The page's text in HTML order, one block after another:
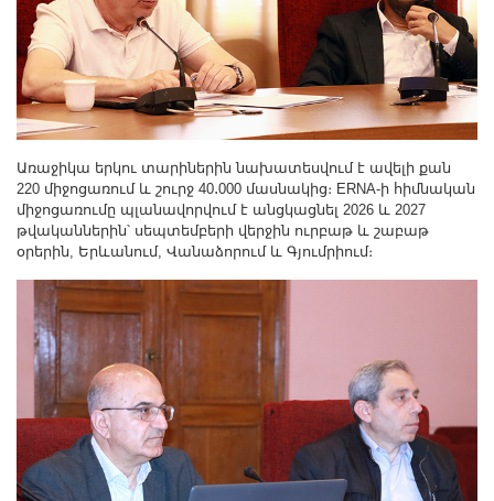
Առաջիկա երկու տարիներին նախատեսվում է ավելի քան
220 միջոցառում և շուրջ 40․000 մասնակից։ ERNA-ի հիմնական
միջոցառումը պլանավորվում է անցկացնել 2026 և 2027
թվականներին՝ սեպտեմբերի վերջին ուրբաթ և շաբաթ
օրերին, Երևանում, Վանաձորում և Գյումրիում։